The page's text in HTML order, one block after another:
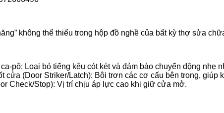
không thể thiếu trong hộp đồ nghề của bất kỳ thợ sửa
pô: Loại bỏ tiếng kêu cót két và đảm bảo chuyển động nhẹ
cửa (Door Striker/Latch): Bôi trơn các cơ cấu bên trong, giúp
Check/Stop): Vị trí chịu áp lực cao khi giữ cửa mở.